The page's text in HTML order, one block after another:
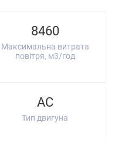
8460
Максимальна витрата
повітря, м3/год
AC
Тип двигуна